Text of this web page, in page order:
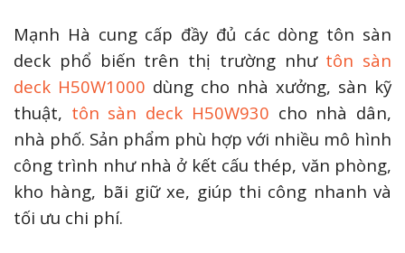
Mạnh Hà cung cấp đầy đủ các dòng tôn sàn
deck phổ biến trên thị trường như tôn sàn
deck H50W1000 dùng cho nhà xưởng, sàn kỹ
thuật, tôn sàn deck H50W930 cho nhà dân,
nhà phố. Sản phẩm phù hợp với nhiều mô hình
công trình như nhà ở kết cấu thép, văn phòng,
kho hàng, bãi giữ xe, giúp thi công nhanh và
tối ưu chi phí.